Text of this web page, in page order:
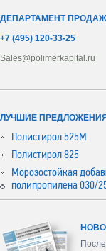
ДЕПАРТАМЕНТ ПРОДАЖ
+7 (495) 120-33-25
Sales@polimerkapital.ru
ЛУЧШИЕ ПРЕДЛОЖЕНИЯ
Полистирол 525М
Полистирол 825
Морозостойкая
полипропилена 030/